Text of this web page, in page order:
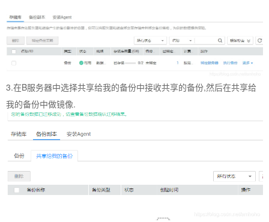
3.在B服务器中选择共享给我的备份中接收共享的备份,然后在共享给
我的备份中做镜像.